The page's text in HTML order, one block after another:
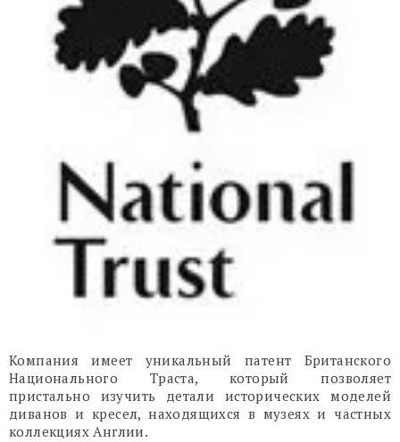
Компания имеет уникальный патент Британского
Национального Траста, который позволяет
пристально изучить детали исторических моделей
диванов и кресел, находящихся в музеях и частных
коллекциях Англии.